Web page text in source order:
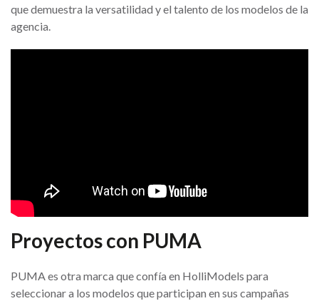
que demuestra la versatilidad y el talento de los modelos de la
agencia.
Proyectos con PUMA
PUMA es otra marca que confía en HolliModels para
seleccionar a los modelos que participan en sus campañas